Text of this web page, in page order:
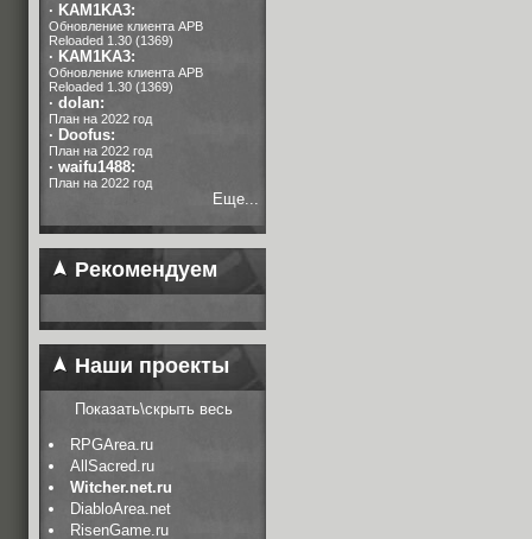
· KAM1KA3:
Обновление клиента APB
Reloaded 1.30 (1369)
· KAM1KA3:
Обновление клиента APB
Reloaded 1.30 (1369)
· dolan:
План на 2022 год
· Doofus:
План на 2022 год
· waifu1488:
План на 2022 год
Еще...
Рекомендуем
Наши проекты
Показать\скрыть весь
RPGArea.ru
AllSacred.ru
Witcher.net.ru
DiabloArea.net
RisenGame.ru